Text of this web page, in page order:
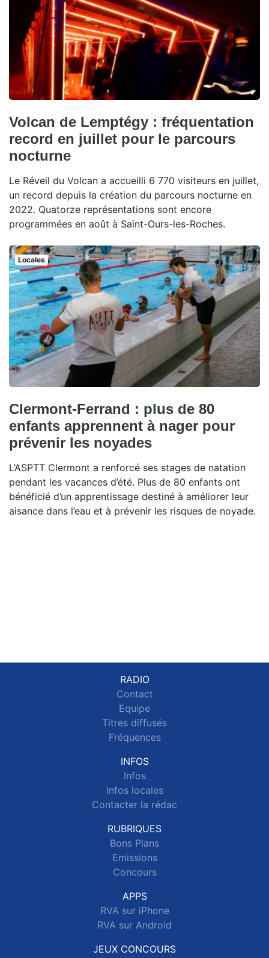
Volcan de Lemptégy : fréquentation
record en juillet pour le parcours
nocturne
Le Réveil du Volcan a accueilli 6 770 visiteurs en juillet,
un record depuis la création du parcours nocturne en
2022. Quatorze représentations sont encore
programmées en août à Saint-Ours-les-Roches.
Locales
Clermont-Ferrand : plus de 80
enfants apprennent à nager pour
prévenir les noyades
L’ASPTT Clermont a renforcé ses stages de natation
pendant les vacances d’été. Plus de 80 enfants ont
bénéficié d’un apprentissage destiné à améliorer leur
aisance dans l’eau et à prévenir les risques de noyade.
RADIO
Contact
Equipe
Titres diffusés
Fréquences
INFOS
Infos
Infos locales
Contacter la rédac
RUBRIQUES
Bons Plans
Emissions
Concours
APPS
RVA sur iPhone
RVA sur Android
JEUX CONCOURS